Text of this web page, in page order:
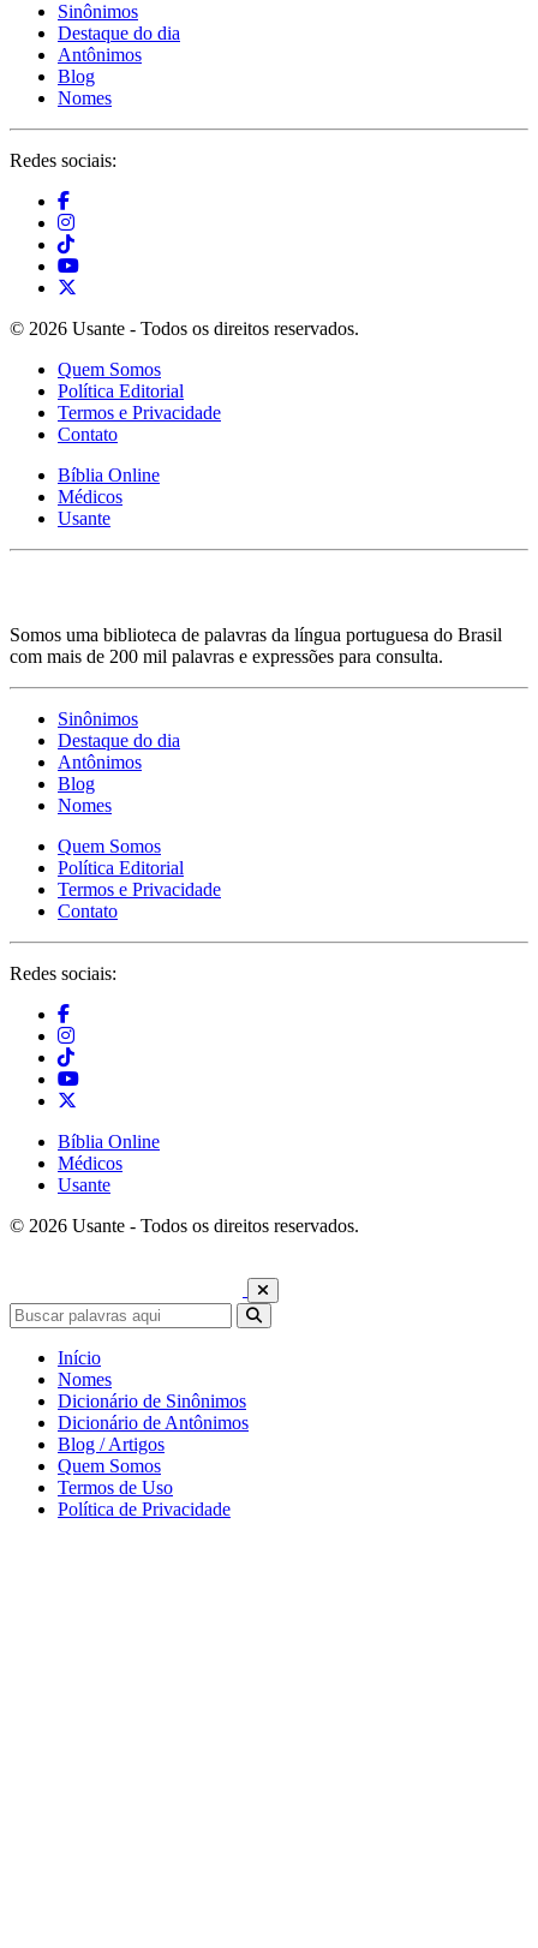
Sinônimos
Destaque do dia
Antônimos
Blog
Nomes
Redes sociais:
© 2026 Usante - Todos os direitos reservados.
Quem Somos
Política Editorial
Termos e Privacidade
Contato
Bíblia Online
Médicos
Usante
Somos uma biblioteca de palavras da língua portuguesa do Brasil
com mais de 200 mil palavras e expressões para consulta.
Sinônimos
Destaque do dia
Antônimos
Blog
Nomes
Quem Somos
Política Editorial
Termos e Privacidade
Contato
Redes sociais:
Bíblia Online
Médicos
Usante
© 2026 Usante - Todos os direitos reservados.
Início
Nomes
Dicionário de Sinônimos
Dicionário de Antônimos
Blog / Artigos
Quem Somos
Termos de Uso
Política de Privacidade